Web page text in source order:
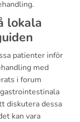
lokala
patienter inför
med
i forum
diskutera dessa
kan vara